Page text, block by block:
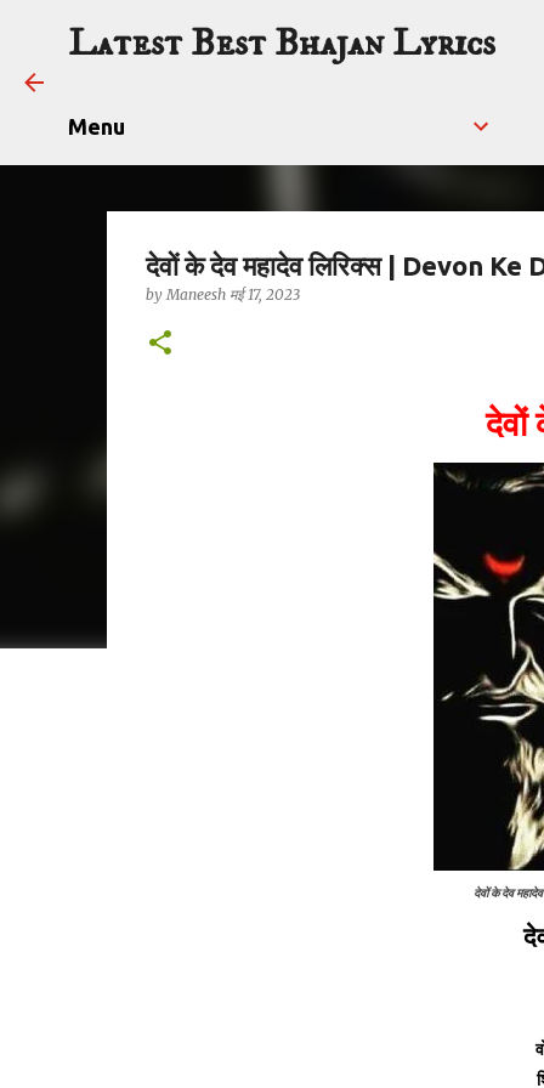
Latest Best Bhajan Lyrics
Menu
देवों के देव महादेव लिरिक्स | Devon
byManeesh मई 17, 2023
देवों
देवों के देव